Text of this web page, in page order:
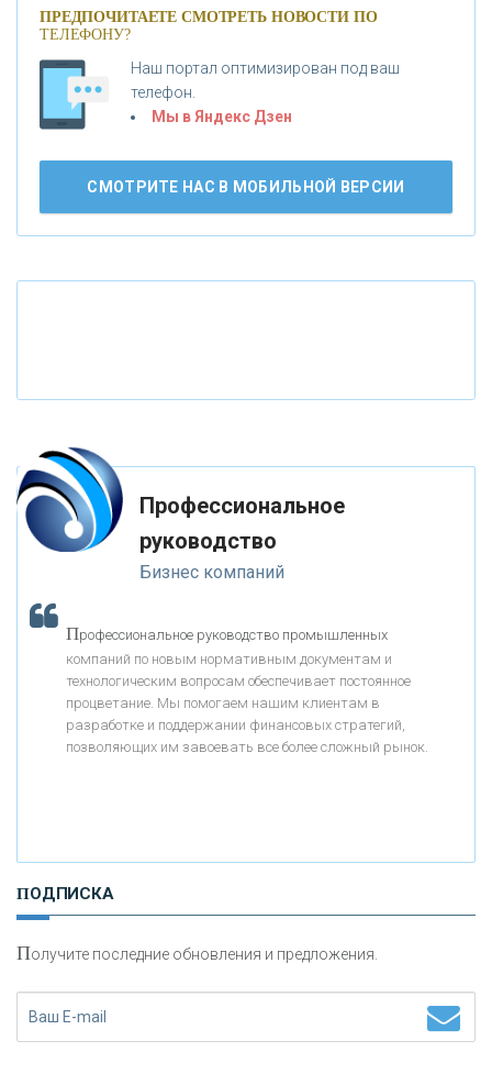
«ПРОМСВЯЗЬБАНК»
«НОВИКОМБАНК»
«ВНЕШПРОМБАНК»
«БАНК ЮГРА»
«ТРАСТ»
«ГАЗПРОМБАНК»
«МОСКОВСКИЙ КРЕДИТНЫЙ БАНК»
«БАНК ВОЗРОЖДЕНИЕ»
«ТАТФОНДБАНК»
ПРЕДПОЧИТАЕТЕ СМОТРЕТЬ НОВОСТИ ПО
ТЕЛЕФОНУ?
Наш портал оптимизирован под ваш
телефон.
Мы в Яндекс Дзен
СМОТРИТЕ НАС В МОБИЛЬНОЙ ВЕРСИИ
Профессиональное
руководство
Бизнес компаний
Профессиональное руководство промышленных
компаний по новым нормативным документам и
технологическим вопросам обеспечивает постоянное
процветание. Мы помогаем нашим клиентам в
разработке и поддержании финансовых стратегий,
позволяющих им завоевать все более сложный рынок.
ПОДПИСКА
Получите последние обновления и предложения.